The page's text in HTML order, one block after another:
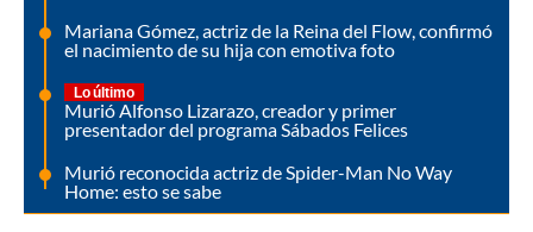
Mariana Gómez, actriz de la Reina del Flow, confirmó
el nacimiento de su hija con emotiva foto
Lo último
Murió Alfonso Lizarazo, creador y primer
presentador del programa Sábados Felices
Murió reconocida actriz de Spider-Man No Way
Home: esto se sabe